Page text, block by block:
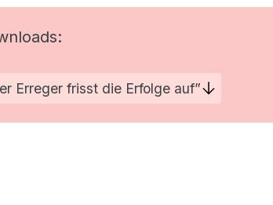
Erreger frisst die Erfolge auf”